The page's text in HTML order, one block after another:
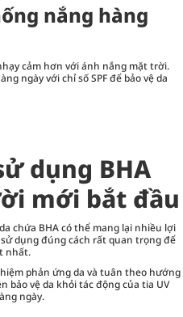
nắng hàng
cảm hơn với ánh nắng mặt trời.
ngày với chỉ số SPF để bảo vệ da
dụng BHA
mới bắt đầu
chứa BHA có thể mang lại nhiều lợi
dụng đúng cách rất quan trọng để
nhất.
phản ứng da và tuân theo hướng
bảo vệ da khỏi tác động của tia UV
ngày.